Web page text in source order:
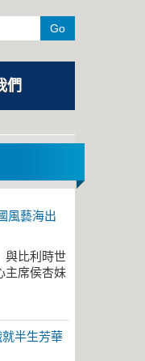
Go
們
風藝海出
與比利時世
主席侯杏妹
就半生芳華